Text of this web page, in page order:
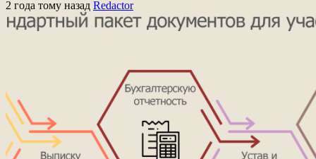
2 года тому назад Redactor